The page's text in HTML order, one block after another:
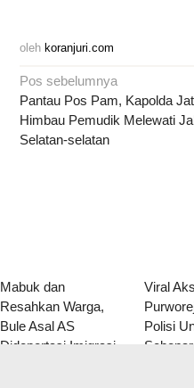
oleh koranjuri.com
Navigasi
pos
Pos sebelumnya
Pantau Pos Pam, Kapolda
Himbau Pemudik Melewati
Selatan-selatan
Mabuk dan
Resahkan Warga,
Bule Asal AS
Dideportasi Imigrasi
Viral
Polisi